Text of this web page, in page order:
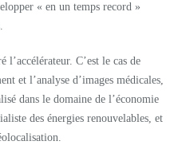
« en un temps record »
l’accélérateur. C’est le cas de
et l’analyse d’images médicales,
dans le domaine de l’économie
des énergies renouvelables, et